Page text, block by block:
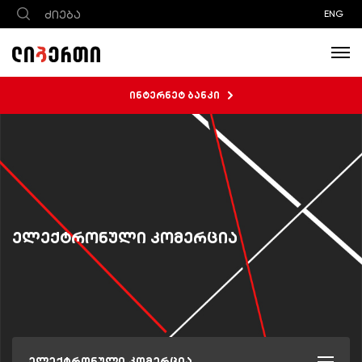
ENG
ინტერნეტ ბანკი
ელექტრონული კომერცია